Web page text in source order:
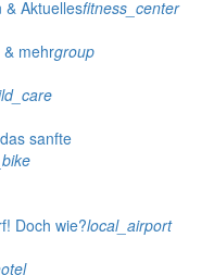
& Aktuellesfitness_center
& mehrgroup
sanfte
Doch wie?local_airport